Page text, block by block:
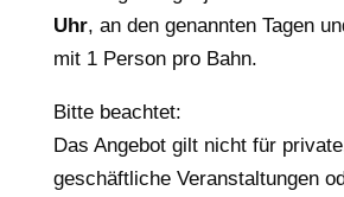
Uhr, an den genannten Tagen
mit 1 Person pro Bahn.
Bitte beachtet:
Das Angebot gilt nicht für
geschäftliche Veranstaltungen